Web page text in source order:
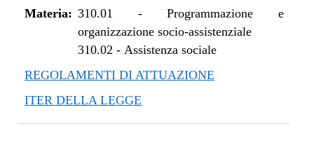
Materia: 310.01 -Programmazione e
organizzazione socio-assistenziale
310.02 - Assistenza sociale
REGOLAMENTI DI ATTUAZIONE
ITER DELLA LEGGE